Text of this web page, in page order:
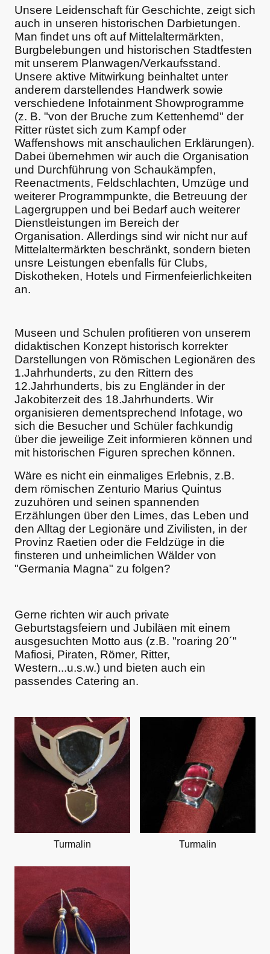
Unsere Leidenschaft für Geschichte, zeigt sich
auch in unseren historischen Darbietungen.
Man findet uns oft auf Mittelaltermärkten,
Burgbelebungen und historischen Stadtfesten
mit unserem Planwagen/Verkaufsstand.
Unsere aktive Mitwirkung beinhaltet unter
anderem darstellendes Handwerk sowie
verschiedene Infotainment Showprogramme
(z. B. "von der Bruche zum Kettenhemd" der
Ritter rüstet sich zum Kampf oder
Waffenshows mit anschaulichen Erklärungen).
Dabei übernehmen wir auch die Organisation
und Durchführung von Schaukämpfen,
Reenactments, Feldschlachten, Umzüge und
weiterer Programmpunkte, die Betreuung der
Lagergruppen und bei Bedarf auch weiterer
Dienstleistungen im Bereich der
Organisation. Allerdings sind wir nicht nur auf
Mittelaltermärkten beschränkt, sondern bieten
unsre Leistungen ebenfalls für Clubs,
Diskotheken, Hotels und Firmenfeierlichkeiten
an.
Museen und Schulen profitieren von unserem
didaktischen Konzept historisch korrekter
Darstellungen von Römischen Legionären des
1.Jahrhunderts, zu den Rittern des
12.Jahrhunderts, bis zu Engländer in der
Jakobiterzeit des 18.Jahrhunderts. Wir
organisieren dementsprechend Infotage, wo
sich die Besucher und Schüler fachkundig
über die jeweilige Zeit informieren können und
mit historischen Figuren sprechen können.
Wäre es nicht ein einmaliges Erlebnis, z.B.
dem römischen Zenturio Marius Quintus
zuzuhören und seinen spannenden
Erzählungen über den Limes, das Leben und
den Alltag der Legionäre und Zivilisten, in der
Provinz Raetien oder die Feldzüge in die
finsteren und unheimlichen Wälder von
"Germania Magna" zu folgen?
Gerne richten wir auch private
Geburtstagsfeiern und Jubiläen mit einem
ausgesuchten Motto aus (z.B. "roaring 20´"
Mafiosi, Piraten, Römer, Ritter,
Western...u.s.w.) und bieten auch ein
passendes Catering an.
Turmalin Turmalin